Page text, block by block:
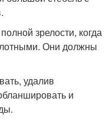
зрелости, когда
Они должны
удалив
и